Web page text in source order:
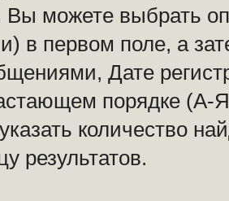
Вы можете выбрать
в первом поле, а
Дате
порядке
количество
результатов.